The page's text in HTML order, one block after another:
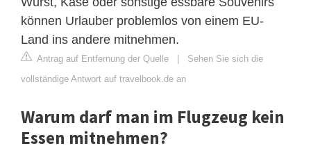
können Urlauber problemlos von einem EU-
Land ins andere mitnehmen.
Antrag auf Entfernung der Quelle | Sehen Sie sich die
vollständige Antwort auf travelbook.de an
Warum darf man im Flugzeug kein
Essen mitnehmen?